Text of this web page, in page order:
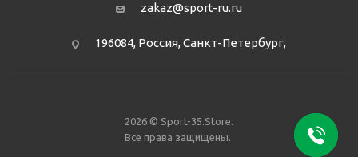
zakaz@sport-ru.ru
196084, Россия, Санкт-Петербург,
2026 © Sport-35.Store.
Все права защищены.